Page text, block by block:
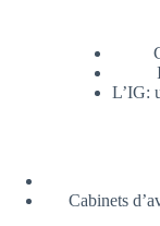
L’IG:
Cabinets